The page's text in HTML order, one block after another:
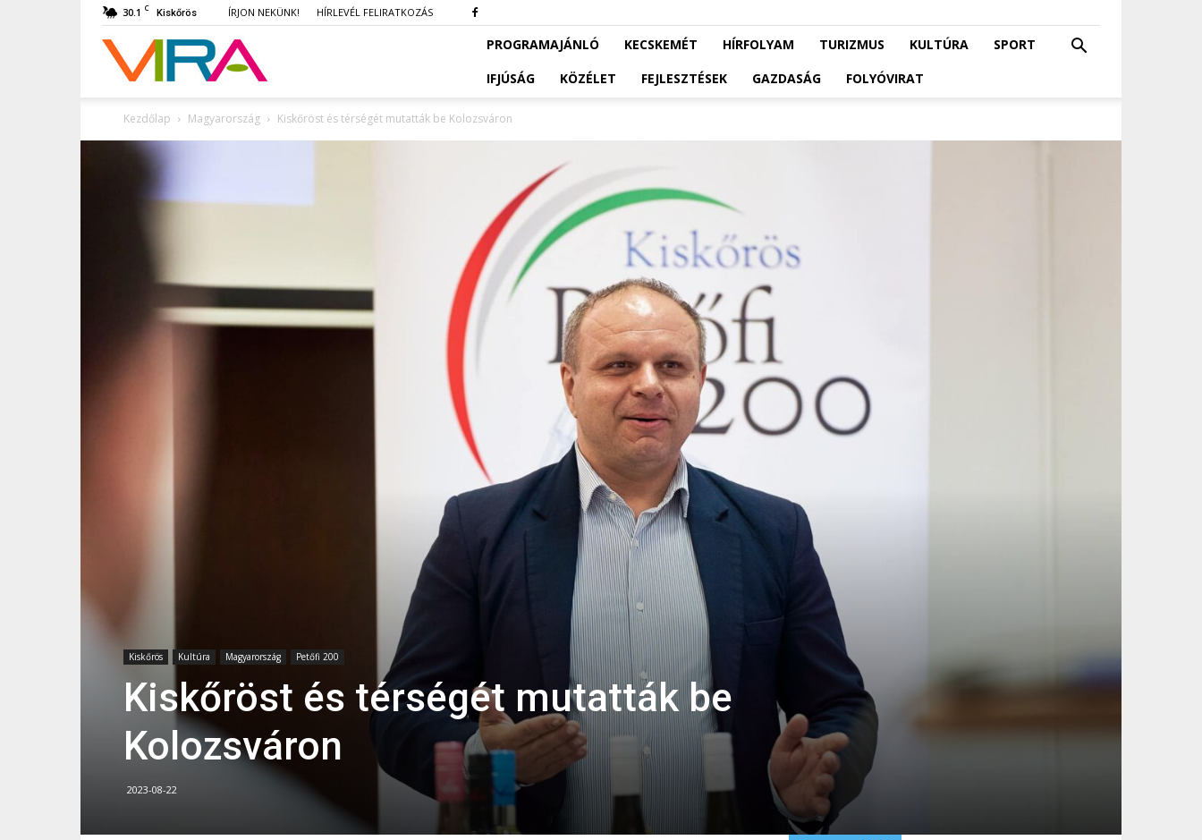
30.1 C Kiskőrös ÍRJON NEKÜNK! HÍRLEVÉL FELIRATKOZÁS
VIRA PROGRAMAJÁNLÓ KECSKEMÉT HÍRFOLYAM TURIZMUS KULTÚRA
SPORT
IFJÚSÁG
KÖZÉLET FEJLESZTÉSEK GAZDASÁG FOLYÓVIRAT
Kezdőlap Magyarország Kiskőröst és térségét mutatták be Kolozsváron
Kiskőrös Kultúra Magyarország Petőfi 200
Kiskőröst és térségét mutatták be
Kolozsváron
2023-08-22